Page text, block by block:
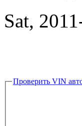
Sat,
Проверить VIN